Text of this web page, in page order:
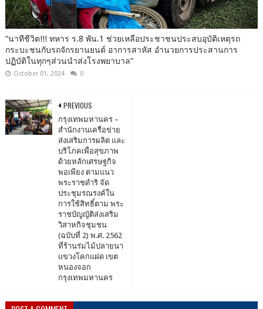
“นาทีชีวิต!!! ทหาร ร.8 พัน.1 ช่วยเหลือประชาชนประสบอุบัติเหตุรถ
กระบะชนกับรถจักรยานยนต์ อาการสาหัส อำนวยการประสานการ
ปฏิบัติในทุกๆส่วนนำส่งโรงพยาบาล”
October 01, 2024 0
PREVIOUS
กรุงเทพมหานคร –
สำนักงานเครือข่าย
ส่งเสริมการผลิต และ
บริโภคเพื่อสุขภาพ
ด้วยหลักเศรษฐกิจ
พอเพียง ตามแนว
พระราชดำริ จัด
ประชุมรณรงค์ใน
การใช้สิทธิ์ตาม พระ
ราชบัญญัติส่งเสริม
วิสาหกิจชุมชน
(ฉบับที่ 2) พ.ศ. 2562
ที่ร้านร่มไม้ปลายนา
แขวงโคกแฝด เขต
หนองจอก
กรุงเทพมหานคร